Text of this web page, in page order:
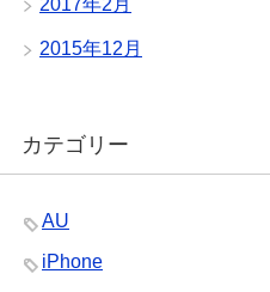
2017年2月
2015年12月
カテゴリー
AU
iPhone